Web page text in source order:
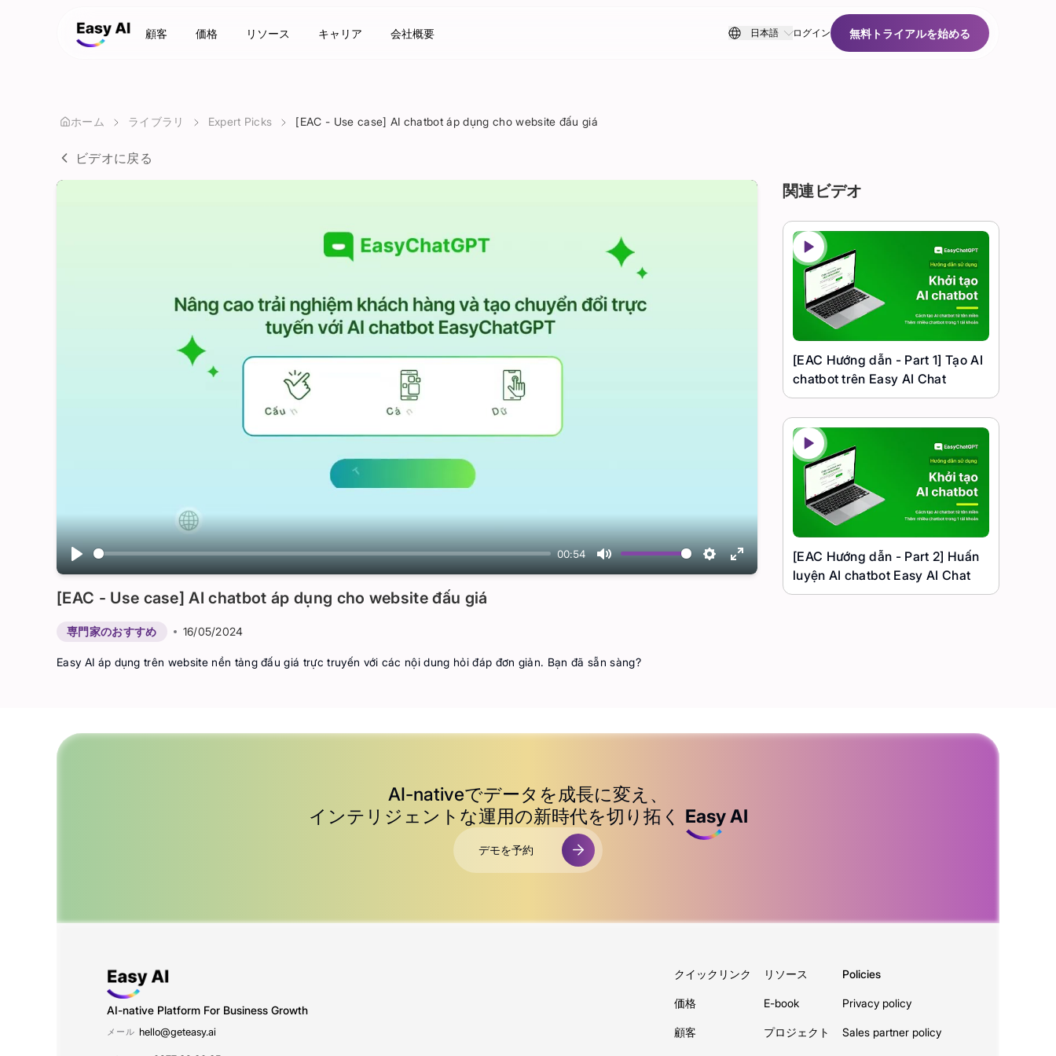
顧客 価格 リソース キャリア 会社概要 日本語 ログイン
無料トライアルを始める
無料トライアルを始める
ホーム ライブラリ Expert Picks [EAC - Use case] AI chatbot áp dụng cho website đấu giá
ビデオに戻る
Play
00:54
Mute Settings
Enter
fullscreen
[EAC - Use case] AI chatbot áp dụng cho website đấu giá
専門家のおすすめ 16/05/2024
Easy AI áp dụng trên website nền tảng đấu giá trực truyến với các nội dung hỏi đáp đơn giản. Bạn đã sẵn sàng?
関連ビデオ
[EAC Hướng dẫn - Part 1] Tạo AI
chatbot trên Easy AI Chat
[EAC Hướng dẫn - Part 2] Huấn
luyện AI chatbot Easy AI Chat
AI-nativeでデータを成長に変え、
インテリジェントな運用の新時代を切り拓く Easy AI
デモを予約
AI-native Platform For Business Growth
メール hello@geteasy.ai
クイックリンク
価格
顧客
リソース
E-book
プロジェクト
Policies
Privacy policy
Sales partner policy